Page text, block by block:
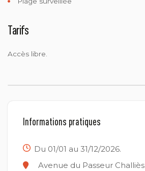
Tarifs
Accès libre.
Informations pratiques
Du 01/01 au 31/12/2026.
Avenue du Passeur Challiès